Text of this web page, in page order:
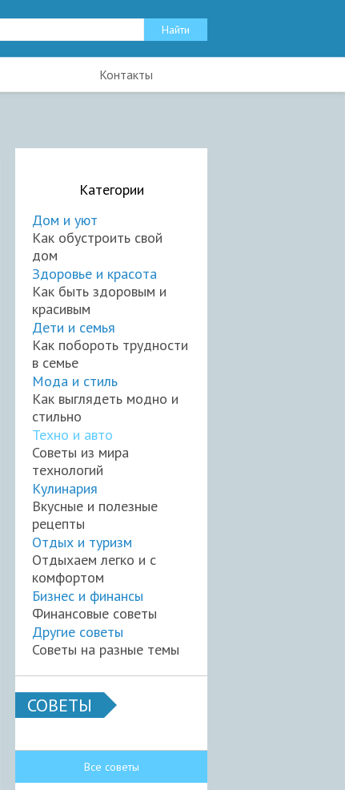
Контакты
Категории
Дом и уют
Как обустроить свой
дом
Здоровье и красота
Как быть здоровым и
красивым
Дети и семья
Как побороть трудности
в семье
Мода и стиль
Как выглядеть модно и
стильно
Техно и авто
Советы из мира
технологий
Кулинария
Вкусные и полезные
рецепты
Отдых и туризм
Отдыхаем легко и с
комфортом
Бизнес и финансы
Финансовые советы
Другие советы
Советы на разные темы
СОВЕТЫ
Все советы